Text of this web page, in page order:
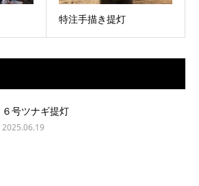
特注手描き提灯
６号ツナギ提灯
2025.06.19